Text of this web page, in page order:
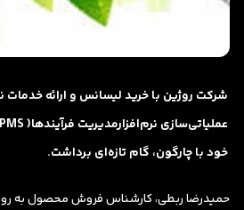
شرکت روژین با خرید لیسانس و ارائه
خود با چارگون، گام تازه‌ای برداشت.
حمیدرضا ربطی، کارشناس فروش محصول به